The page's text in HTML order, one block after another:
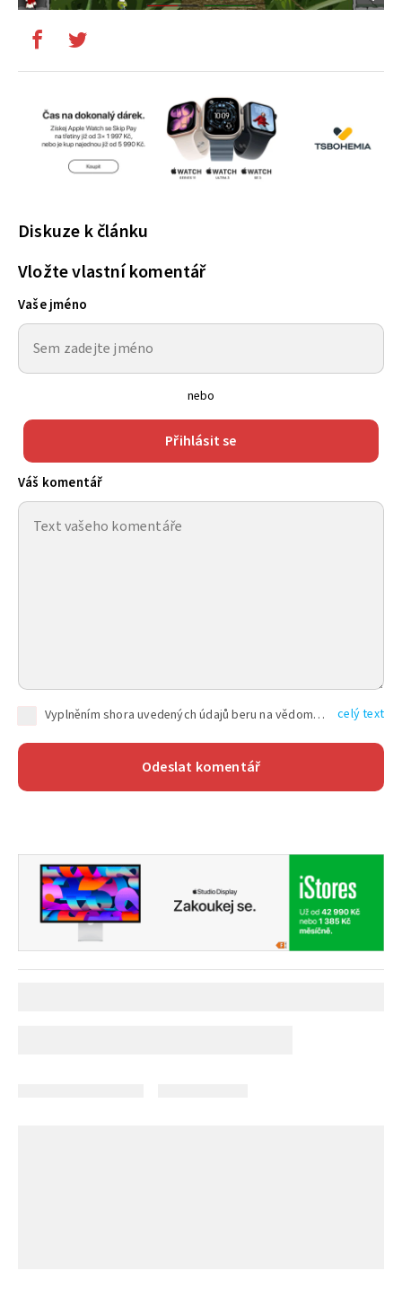
Diskuze k článku
Vložte vlastní komentář
Vaše jméno
nebo
Přihlásit se
Váš komentář
Vyplněním shora uvedených údajů beru na vědomí, že společnost TEXT FACTORY s.r.o., sídlem Brno, Durďákova 336/29, Černá Pole, PSČ: 613 00, IČ: 06157831, zapsané u Krajského soudu v Brně, oddíl C, vložka 100399, bude zpracovávat mé osobní údaje uvedené v rámci mnou vyplněného registračního formuláře na základě oprávněných zájmů TEXT FACTORY s.r.o. dle čl. 6 odst. 1 písm. f) GDPR a pro splnění právních povinností (čl. 6 odst. 1 písm. c) GDPR), a to pro tyto účely: nezbytnost zajistit oprávnění návštěvníka webových stránek provozovaných společností TEXT FACTORY s.r.o. přispívat aktivně ke zveřejněným článkům nebo v rámci diskusních fór a výkon práv TEXT FACTORY s.r.o. jako administrátora těchto diskusních fór. Více informací o zpracování osobních údajů a právech lze nalézt v celý text